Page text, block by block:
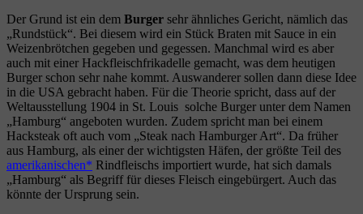
Der Grund ist ein dem Burger sehr ähnliches Gericht, nämlich das
„Rundstück“. Bei diesem wird ein Stück Braten mit Sauce in ein
Weizenbrötchen gegeben und gegessen. Manchmal wird es aber
auch mit einer Hackfleischfrikadelle gemacht, was dem heutigen
Burger schon sehr nahe kommt. Auswanderer sollen dann diese Idee
in die USA gebracht haben. Für die Theorie spricht, dass auf der
Weltausstellung 1904 in St. Louis solche Burger unter dem Namen
„Hamburg“ angeboten wurden. Zudem spricht man bei einem
Hacksteak oft auch vom „Steak nach Hamburger Art“. Da früher
aus Hamburg, als einer der wichtigsten Häfen, der größte Teil des
amerikanischen
Rindfleischs importiert wurde, hat sich damals
„Hamburg“ als Begriff für dieses Fleisch eingebürgert. Auch das
könnte der Ursprung sein.